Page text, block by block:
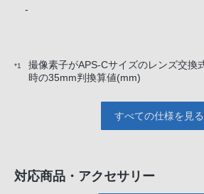
-
*1
撮像素子がAPS-Cサイズのレンズ交換
時の35mm判換算値(mm)
すべての仕様を見る
対応商品・アクセサリー